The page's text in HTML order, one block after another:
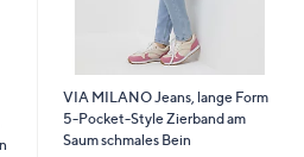
VIA MILANO Jeans, lange Form
5-Pocket-Style Zierband am
Saum schmales Bein